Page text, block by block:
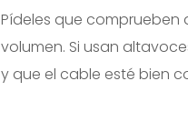
Pídeles que
volumen. Si usan
y que el cable esté bien